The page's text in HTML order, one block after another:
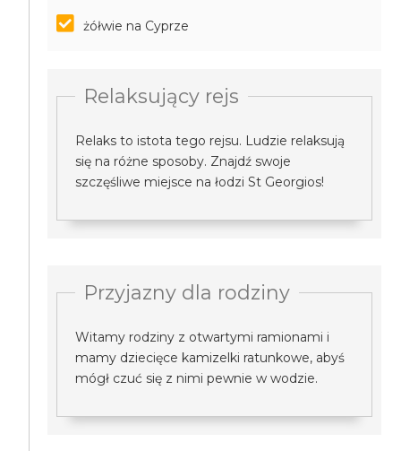
żółwie na Cyprze
Relaksujący rejs
Relaks to istota tego rejsu. Ludzie relaksują
się na różne sposoby. Znajdź swoje
szczęśliwe miejsce na łodzi St Georgios!
Przyjazny dla rodziny
Witamy rodziny z otwartymi ramionami i
mamy dziecięce kamizelki ratunkowe, abyś
mógł czuć się z nimi pewnie w wodzie.